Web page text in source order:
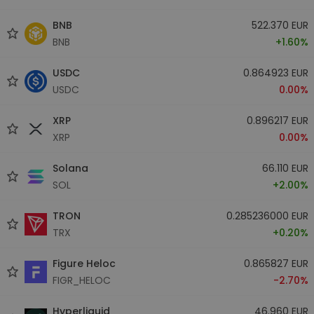
BNB
BNB
522.370 EUR
+1.60%
USDC
USDC
0.864923 EUR
0.00%
XRP
XRP
0.896217 EUR
0.00%
Solana
SOL
66.110 EUR
+2.00%
TRON
TRX
0.285236000 EUR
+0.20%
Figure Heloc
FIGR_HELOC
0.865827 EUR
-2.70%
Hyperliquid
46.960 EUR